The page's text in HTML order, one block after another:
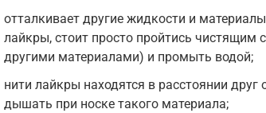
отталкивает другие жидкости и
лайкры, стоит просто пройтись чистящим
другими материалами) и промыть водой;
нити лайкры находятся в расстоянии
дышать при носке такого материала;